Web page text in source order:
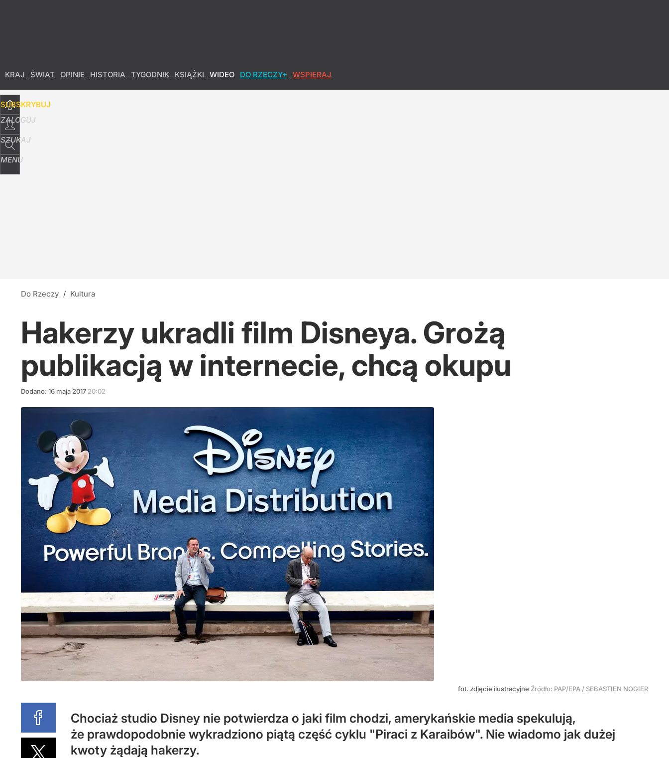
KRAJ ŚWIAT OPINIE HISTORIA TYGODNIK KSIĄŻKI WIDEO DO RZECZY+ WSPIERAJ
SUBSKRYBUJ
ZALOGUJ
SZUKAJ
MENU
Do Rzeczy / Kultura
Hakerzy ukradli film Disneya. Grożą
publikacją w internecie, chcą okupu
Dodano: 16 maja 2017 20:02
fot. zdjęcie ilustracyjne Źródło: PAP/EPA / SEBASTIEN NOGIER
Chociaż studio Disney nie potwierdza o jaki film chodzi, amerykańskie media spekulują,
że prawdopodobnie wykradziono piątą część cyklu "Piraci z Karaibów". Nie wiadomo jak dużej
kwoty żądają hakerzy.